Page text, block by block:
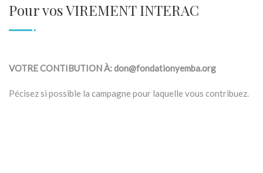
Pour vos VIREMENT INTERAC
VOTRE CONTIBUTION À: don@fondationyemba.org
Pécisez si possible la campagne pour laquelle vous contribuez.